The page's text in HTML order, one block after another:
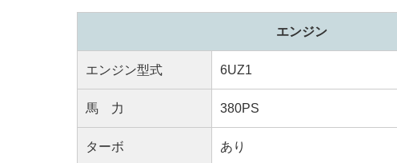
エンジン
エンジン型式 6UZ1
馬 力 380PS
ターボ あり